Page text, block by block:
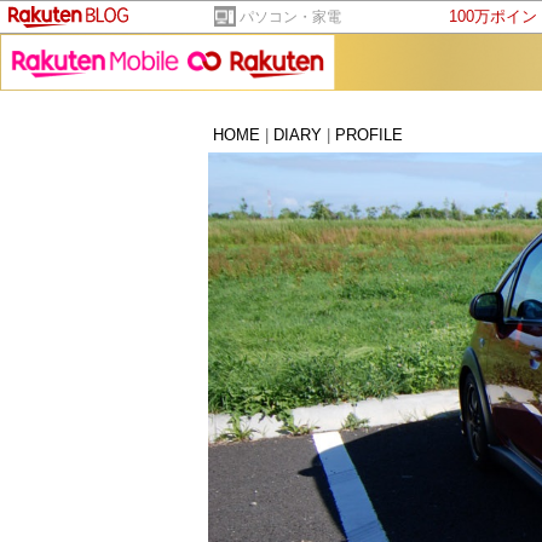
パソコン・家電 100万ポイ
HOME DIARY PROFILE